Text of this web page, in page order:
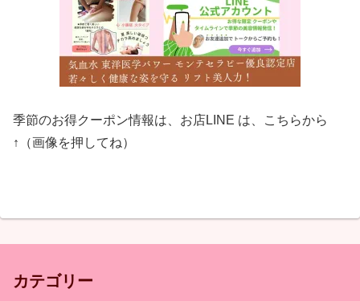
季節のお得クーポン情報は、お店LINE は、こちらから
↑（画像を押してね）
カテゴリー